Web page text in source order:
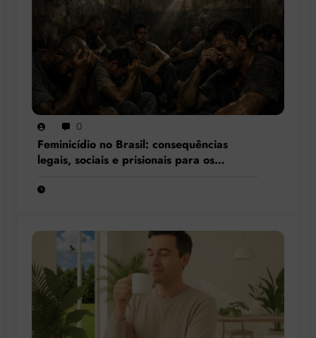
0
Feminicídio no Brasil: consequências
legais, sociais e prisionais para os